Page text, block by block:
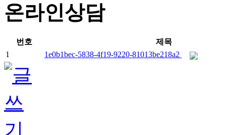
온라인상담
번호
제목
1
1e0b1bec-5838-4f19-9220-81013be218a2